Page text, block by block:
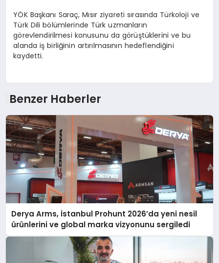
YÖK Başkanı Saraç, Mısır ziyareti sırasında Türkoloji ve
Türk Dili bölümlerinde Türk uzmanların
görevlendirilmesi konusunu da görüştüklerini ve bu
alanda iş birliğinin artırılmasının hedeflendiğini
kaydetti.
Benzer Haberler
Derya Arms, İstanbul Prohunt 2026’da yeni nesil
ürünlerini ve global marka vizyonunu sergiledi